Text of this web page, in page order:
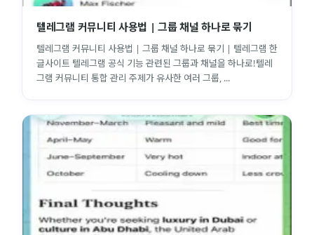
텔레그램 커뮤니티 사용법 | 그룹 채널 하나로 묶기
텔레그램 커뮤니티 사용법 | 그룹 채널 하나로 묶기 | 텔레그램 한
글사이트 텔레그램 공식 기능 관련된 그룹과 채널을 하나로!텔레
그램 커뮤니티 통합 관리 주제가 유사한 여러 그룹, ...